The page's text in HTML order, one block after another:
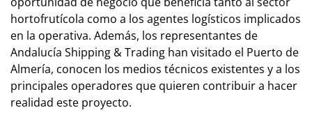
hortofrutícola como a los agentes logísticos implicados
en la operativa. Además, los representantes de
Andalucía Shipping & Trading han visitado el Puerto de
Almería, conocen los medios técnicos existentes y a los
principales operadores que quieren contribuir a hacer
realidad este proyecto.